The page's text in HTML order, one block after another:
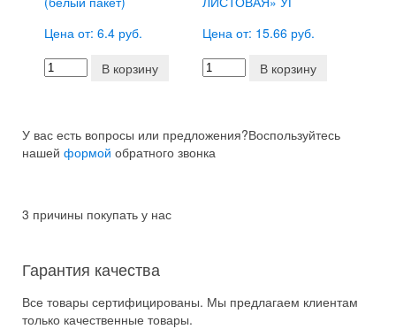
Цена от: 6.4 руб.
В корзину
Цена от: 15.66 руб.
В корзину
У вас есть вопросы или предложения?Воспользуйтесь
нашей формой обратного звонка
3 причины покупать у нас
Гарантия качества
Все товары сертифицированы. Мы предлагаем клиентам
только качественные товары.